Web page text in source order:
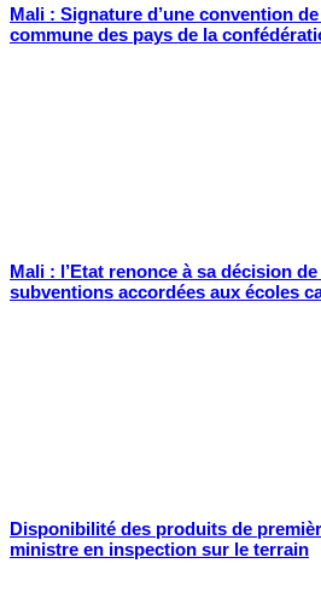
Mali : Signature d’une convention
commune des pays de la
Mali : l’Etat renonce à sa décision
subventions accordées aux écoles
Disponibilité des produits de
ministre en inspection sur le terrain